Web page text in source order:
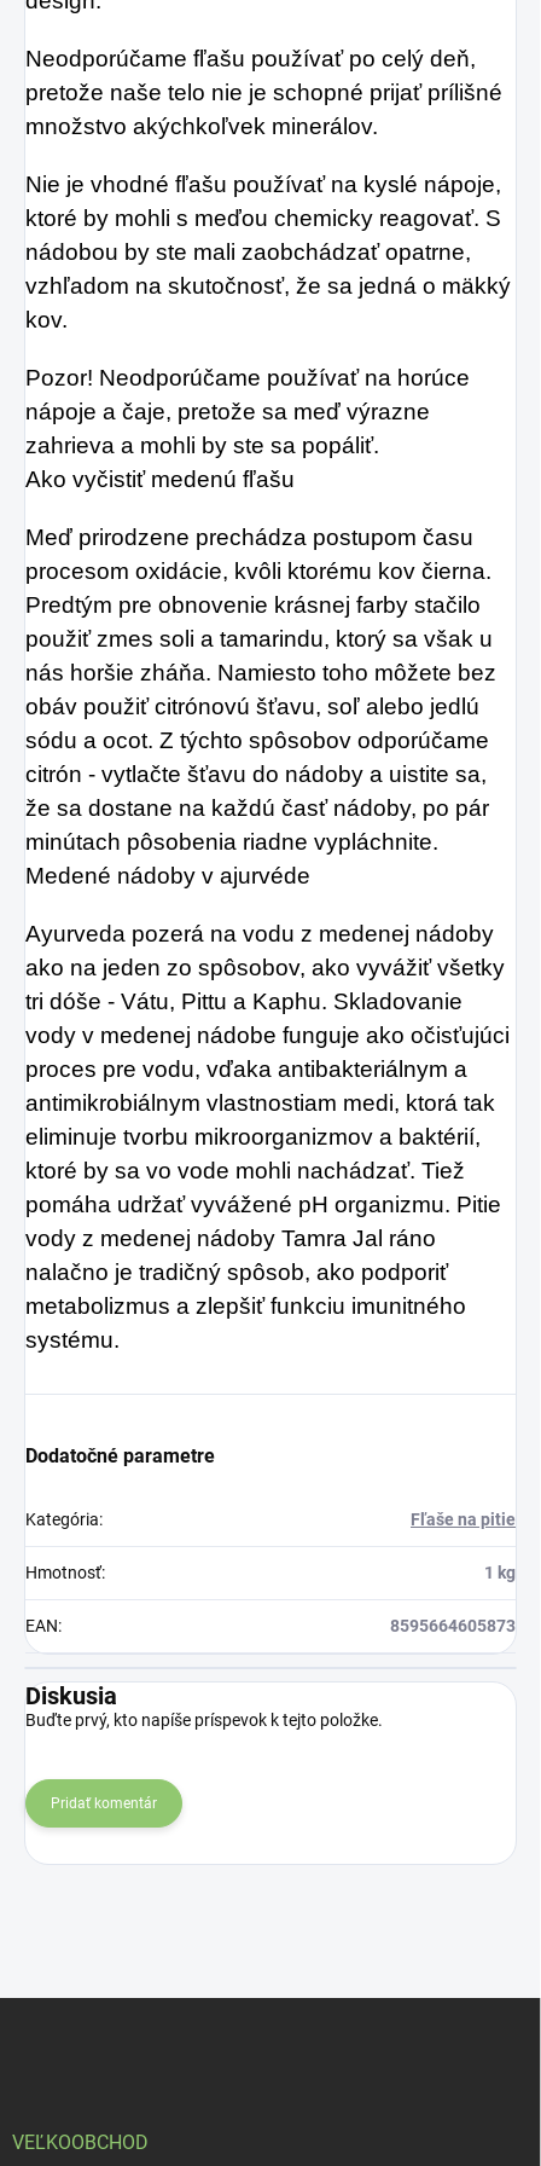
Neodporúčame fľašu používať po celý deň,
pretože naše telo nie je schopné prijať prílišné
množstvo akýchkoľvek minerálov.
Nie je vhodné fľašu používať na kyslé nápoje,
ktoré by mohli s meďou chemicky reagovať. S
nádobou by ste mali zaobchádzať opatrne,
vzhľadom na skutočnosť, že sa jedná o mäkký
kov.
Pozor! Neodporúčame používať na horúce
nápoje a čaje, pretože sa meď výrazne
zahrieva a mohli by ste sa popáliť.
Ako vyčistiť medenú fľašu
Meď prirodzene prechádza postupom času
procesom oxidácie, kvôli ktorému kov čierna.
Predtým pre obnovenie krásnej farby stačilo
použiť zmes soli a tamarindu, ktorý sa však u
nás horšie zháňa. Namiesto toho môžete bez
obáv použiť citrónovú šťavu, soľ alebo jedlú
sódu a ocot. Z týchto spôsobov odporúčame
citrón - vytlačte šťavu do nádoby a uistite sa,
že sa dostane na každú časť nádoby, po pár
minútach pôsobenia riadne vypláchnite.
Medené nádoby v ajurvéde
Ayurveda pozerá na vodu z medenej nádoby
ako na jeden zo spôsobov, ako vyvážiť všetky
tri dóše - Vátu, Pittu a Kaphu. Skladovanie
vody v medenej nádobe funguje ako očisťujúci
proces pre vodu, vďaka antibakteriálnym a
antimikrobiálnym vlastnostiam medi, ktorá tak
eliminuje tvorbu mikroorganizmov a baktérií,
ktoré by sa vo vode mohli nachádzať. Tiež
pomáha udržať vyvážené pH organizmu. Pitie
vody z medenej nádoby Tamra Jal ráno
nalačno je tradičný spôsob, ako podporiť
metabolizmus a zlepšiť funkciu imunitného
systému.
Dodatočné parametre
Kategória: Fľaše na pitie
Hmotnosť: 1 kg
EAN: 8595664605873
Diskusia
Buďte prvý, kto napíše príspevok k tejto položke.
Pridať komentár
VEĽKOOBCHOD